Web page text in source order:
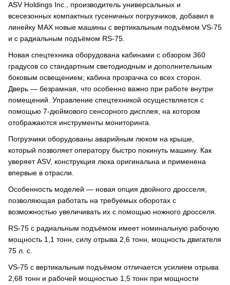
ASV Holdings Inc., производитель универсальных и
всесезонных компактных гусеничных погрузчиков, добавил в
линейку MAX новые машины с вертикальным подъёмом VS-75
и с радиальным подъёмом RS-75.
Новая спецтехника оборудована кабинами с обзором 360
градусов со стандартным светодиодным и дополнительным
боковым освещением; кабина прозрачна со всех сторон.
Дверь — безрамная, что особенно важно при работе внутри
помещений. Управление спецтехникой осуществляется с
помощью 7-дюймового сенсорного дисплея, на котором
отображаются инструменты мониторинга.
Погрузчики оборудованы аварийным люком на крыше,
который позволяет оператору быстро покинуть машину. Как
уверяет ASV, конструкция люка оригинальна и применена
впервые в отрасли.
Особенность моделей — новая опция двойного дросселя,
позволяющая работать на требуемых оборотах с
возможностью увеличивать их с помощью ножного дросселя.
RS-75 с радиальным подъёмом имеет номинальную рабочую
мощность 1,1 тонн, силу отрыва 2,6 тонн, мощность двигателя
75 л. с.
VS-75 с вертикальным подъёмом отличается усилием отрыва
2,68 тонн и рабочей мощностью 1,5 тонн при мощности